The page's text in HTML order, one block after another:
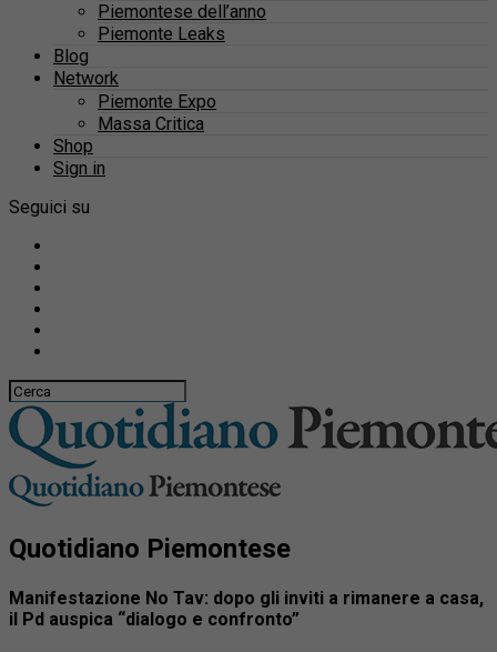
Piemontese dell’anno
Piemonte Leaks
Blog
Network
Piemonte Expo
Massa Critica
Shop
Sign in
Seguici su
Quotidiano Piemontese
Manifestazione No Tav: dopo gli inviti a rimanere a casa,
il Pd auspica “dialogo e confronto”